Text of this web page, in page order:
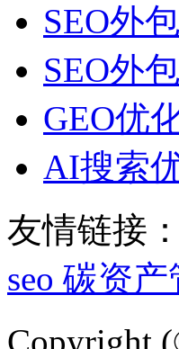
SEO外
SEO外
GEO优
AI搜索
友情链接：
seo 碳资产
Copyright